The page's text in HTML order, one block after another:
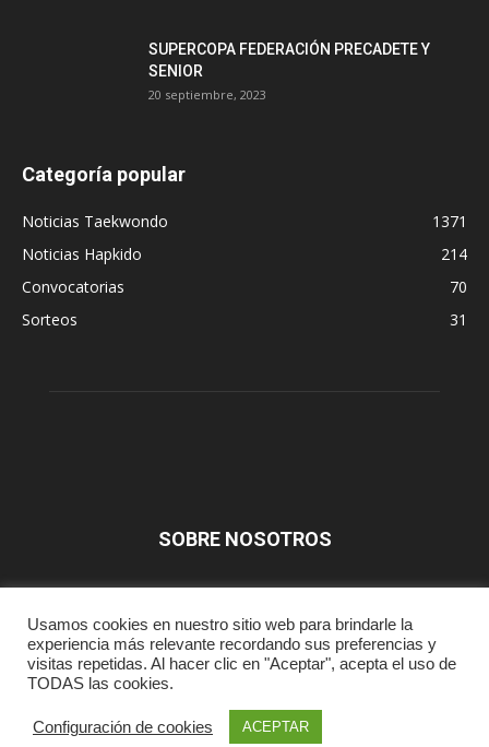
SUPERCOPA FEDERACIÓN PRECADETE Y
SENIOR
20 septiembre, 2023
Categoría popular
Noticias Taekwondo
1371
Noticias Hapkido
214
Convocatorias
70
Sorteos
31
SOBRE NOSOTROS
SÍGUENOS
Aviso Legal Contacta
Usamos cookies en nuestro sitio web para brindarle la
experiencia más relevante recordando sus preferencias y
visitas repetidas. Al hacer clic en "Aceptar", acepta el uso de
TODAS las cookies.
Configuración de cookies ACEPTAR